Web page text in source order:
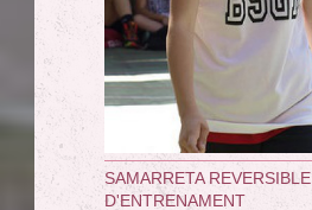
SAMARRETA REVERSIBLE
D'ENTRENAMENT